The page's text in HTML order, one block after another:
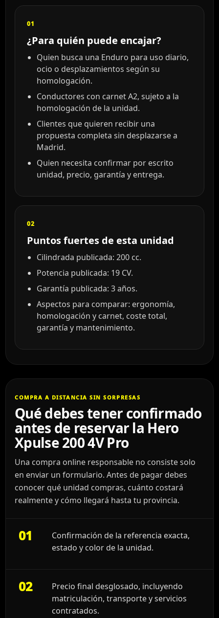
01
¿Para quién puede encajar?
Quien busca una Enduro para uso diario,
ocio o desplazamientos según su
homologación.
Conductores con carnet A2, sujeto a la
homologación de la unidad.
Clientes que quieren recibir una
propuesta completa sin desplazarse a
Madrid.
Quien necesita confirmar por escrito
unidad, precio, garantía y entrega.
02
Puntos fuertes de esta unidad
Cilindrada publicada: 200 cc.
Potencia publicada: 19 CV.
Garantía publicada: 3 años.
Aspectos para comparar: ergonomía,
homologación y carnet, coste total,
garantía y mantenimiento.
COMPRA A DISTANCIA SIN SORPRESAS
Qué debes tener confirmado
antes de reservar la Hero
Xpulse 200 4V Pro
Una compra online responsable no consiste solo
en enviar un formulario. Antes de pagar debes
conocer qué unidad compras, cuánto costará
realmente y cómo llegará hasta tu provincia.
01
Confirmación de la referencia exacta,
estado y color de la unidad.
02
Precio final desglosado, incluyendo
matriculación, transporte y servicios
contratados.